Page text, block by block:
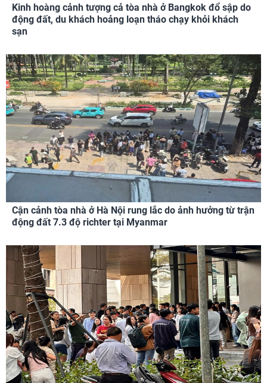
Kinh hoàng cảnh tượng cả tòa nhà ở Bangkok đổ sập do
động đất, du khách hoảng loạn tháo chạy khỏi khách
sạn
Cận cảnh tòa nhà ở Hà Nội rung lắc do ảnh hưởng từ trận
động đất 7.3 độ richter tại Myanmar